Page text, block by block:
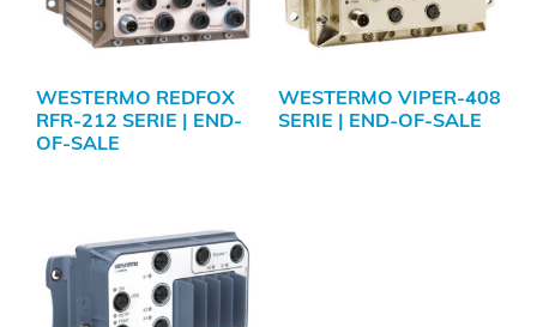
WESTERMO REDFOX
RFR-212 SERIE | END-
OF-SALE
WESTERMO VIPER-408
SERIE | END-OF-SALE